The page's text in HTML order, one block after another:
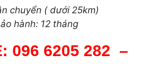
chuyển ( dưới 25km)
hành: 12 tháng
096 6205 282 –